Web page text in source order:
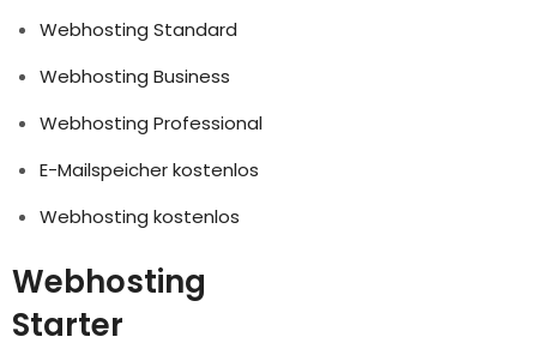
Webhosting Standard
Webhosting Business
Webhosting Professional
E-Mailspeicher kostenlos
Webhosting kostenlos
Webhosting
Starter